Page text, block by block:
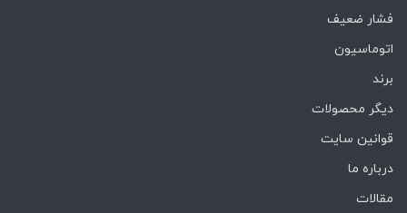
فشار ضعیف
اتوماسیون
برند
دیگر محصولات
قوانین سایت
درباره ما
مقالات